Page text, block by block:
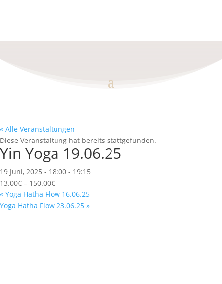
« Alle Veranstaltungen
Diese Veranstaltung hat bereits stattgefunden.
Yin Yoga 19.06.25
19 Juni, 2025 - 18:00 - 19:15
13.00€ – 150.00€
« Yoga Hatha Flow 16.06.25
Yoga Hatha Flow 23.06.25 »